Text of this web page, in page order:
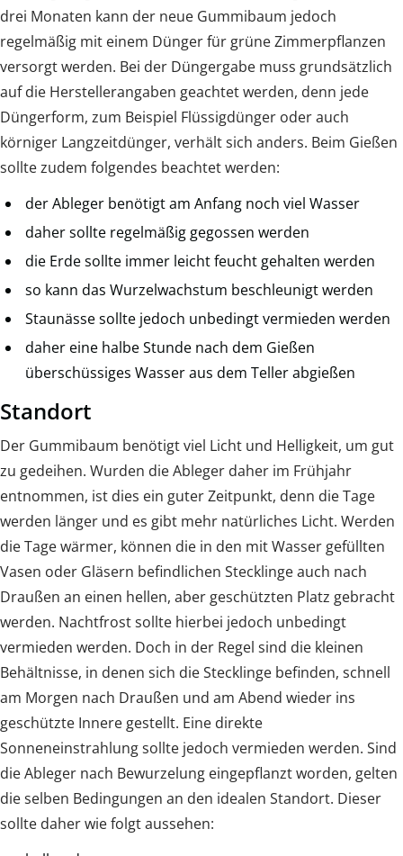
drei Monaten kann der neue Gummibaum jedoch
regelmäßig mit einem Dünger für grüne Zimmerpflanzen
versorgt werden. Bei der Düngergabe muss grundsätzlich
auf die Herstellerangaben geachtet werden, denn jede
Düngerform, zum Beispiel Flüssigdünger oder auch
körniger Langzeitdünger, verhält sich anders. Beim Gießen
sollte zudem folgendes beachtet werden:
der Ableger benötigt am Anfang noch viel Wasser
daher sollte regelmäßig gegossen werden
die Erde sollte immer leicht feucht gehalten werden
so kann das Wurzelwachstum beschleunigt werden
Staunässe sollte jedoch unbedingt vermieden werden
daher eine halbe Stunde nach dem Gießen
überschüssiges Wasser aus dem Teller abgießen
Standort
Der Gummibaum benötigt viel Licht und Helligkeit, um gut
zu gedeihen. Wurden die Ableger daher im Frühjahr
entnommen, ist dies ein guter Zeitpunkt, denn die Tage
werden länger und es gibt mehr natürliches Licht. Werden
die Tage wärmer, können die in den mit Wasser gefüllten
Vasen oder Gläsern befindlichen Stecklinge auch nach
Draußen an einen hellen, aber geschützten Platz gebracht
werden. Nachtfrost sollte hierbei jedoch unbedingt
vermieden werden. Doch in der Regel sind die kleinen
Behältnisse, in denen sich die Stecklinge befinden, schnell
am Morgen nach Draußen und am Abend wieder ins
geschützte Innere gestellt. Eine direkte
Sonneneinstrahlung sollte jedoch vermieden werden. Sind
die Ableger nach Bewurzelung eingepflanzt worden, gelten
die selben Bedingungen an den idealen Standort. Dieser
sollte daher wie folgt aussehen: